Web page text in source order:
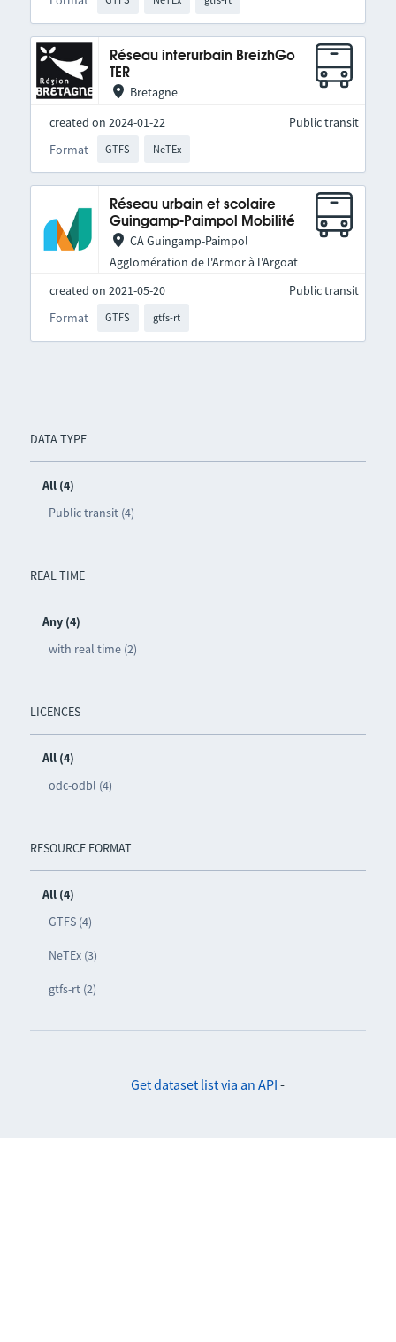
DATA TYPE
All (4)
Public transit (4)
REAL TIME
Any (4)
with real time (2)
LICENCES
All (4)
odc-odbl (4)
RESOURCE FORMAT
All (4)
GTFS (4)
NeTEx (3)
gtfs-rt (2)
Réseau interurbain BreizhGo
TER
Bretagne
created on 2024-01-22
Format
GTFS NeTEx
Public transit
Réseau urbain et scolaire
Guingamp-Paimpol Mobilité
CA Guingamp-Paimpol
Agglomération de l'Armor à l'Argoat
created on 2021-05-20
Format
GTFS gtfs-rt
Public transit
Get dataset list via an API -